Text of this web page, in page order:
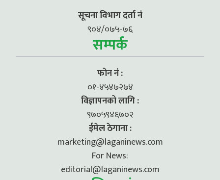
सूचना विभाग दर्ता नं
९०४/०७५-७६
सम्पर्क
फोन नं :
०१-४५४७२७४
विज्ञापनको लागि :
९७०५९४६७०२
ईमेल ठेगाना :
marketing@laganinews.com
For News:
editorial@laganinews.com